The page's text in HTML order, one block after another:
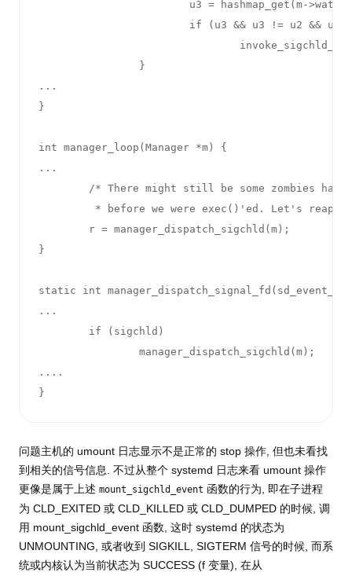
u3 = hashmap_get(m-
if (u3 && u3 != u2 && u3
                }
...
}
int manager_loop(Manager *m) {
...
/* There might still be some zombies
* before we were exec()'ed. Let's reap
        r = manager_dispatch_sigchld(m);
}
static int
...
        if (sigchld)
                manager_dispatch_sigchld(m);
....
}
问题主机的 umount 日志显示不是正常的 stop 操作, 但也未看找
到相关的信号信息. 不过从整个 systemd 日志来看 umount 操作
更像是属于上述 mount_sigchld_event 函数的行为, 即在子进程
为 CLD_EXITED 或 CLD_KILLED 或 CLD_DUMPED 的时候, 调
用 mount_sigchld_event 函数, 这时 systemd 的状态为
UNMOUNTING, 或者收到 SIGKILL, SIGTERM 信号的时候, 而系
统或内核认为当前状态为 SUCCESS (f 变量), 在从